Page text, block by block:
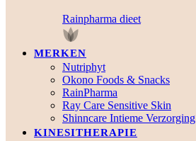
Rainpharma dieet
MERKEN
Nutriphyt
Okono Foods & Snacks
RainPharma
Ray Care Sensitive Skin
Shinncare Intieme Verzorging
KINESITHERAPIE